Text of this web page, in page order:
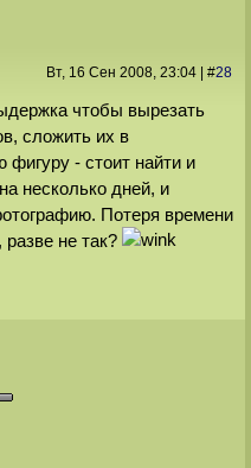
Вт, 16 Сен 2008, 23:04| #28
чтобы вырезать
сложить их в
фигуру - стоит найти и
несколько дней, и
Потеря времени
не так?